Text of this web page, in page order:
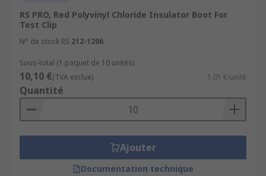
RS PRO, Red Polyvinyl Chloride Insulator Boot For
Test Clip
N° de stock RS 212-1206
Sous-total (1 paquet de 10 unités)
10,10 €(TVA exclue) 1,01 €/unité
Quantité
Ajouter
Documentation technique